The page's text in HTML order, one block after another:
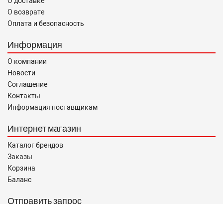
О возврате
Оплата и безопасность
Информация
О компании
Новости
Соглашение
Контакты
Информация поставщикам
Интернет магазин
Каталог брендов
Заказы
Корзина
Баланс
Отправить запрос